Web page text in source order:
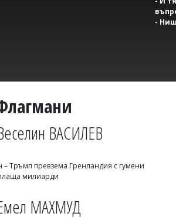
-
ВАСИЛЕВ
– Тръмп превзема Гренландия с гумени
милиарди
МАХМУД